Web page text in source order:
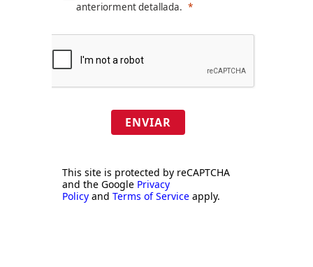
anteriorment detallada.
ENVIAR
This site is protected by reCAPTCHA
and the Google Privacy
Policy and Terms of Service apply.